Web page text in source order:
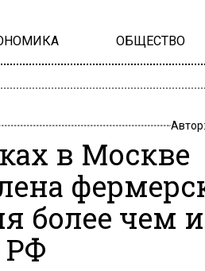
ОБЩЕСТВО
Автор:
в Москве
более чем
РФ